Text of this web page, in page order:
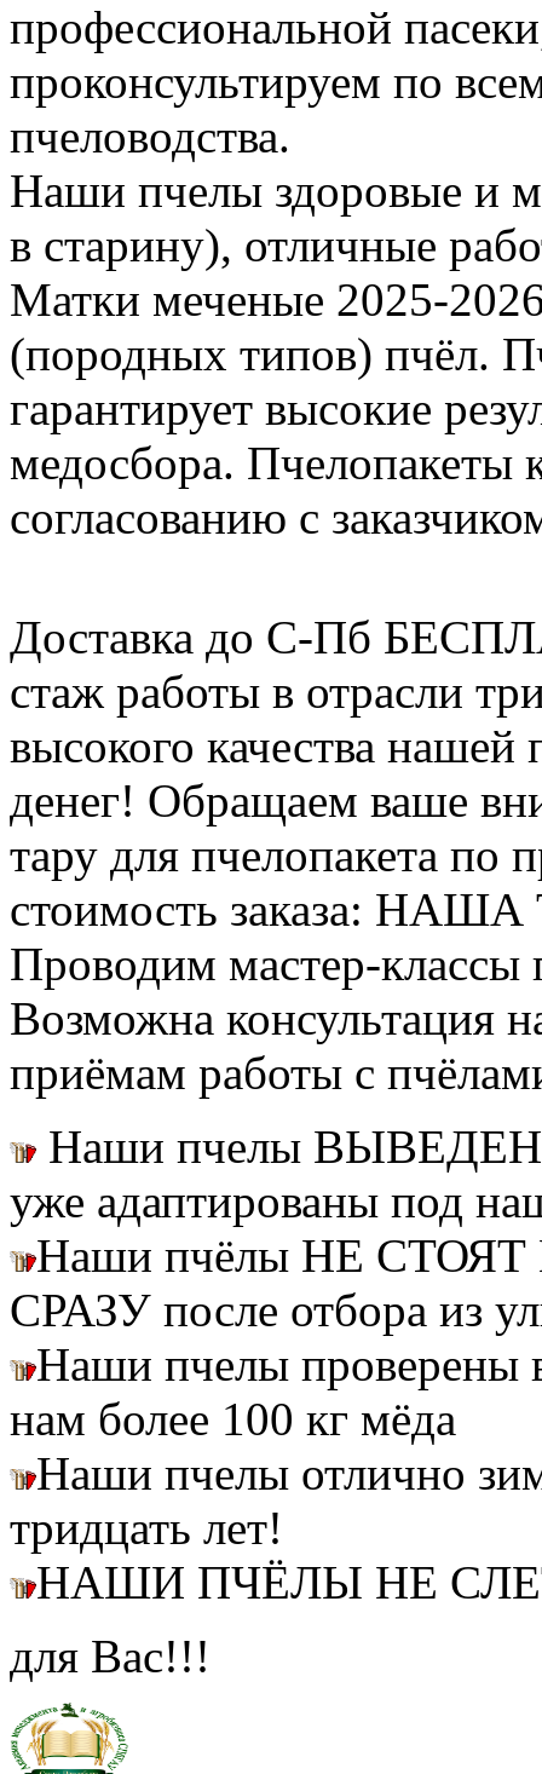
профессиональной
проконсультируем по
пчеловодства.
Наши пчелы здоровые и
в старину), отличные
Матки меченые 2025-
(породных типов) пчёл.
гарантирует высокие
медосбора. Пчелопакеты
согласованию с
Доставка до С-Пб
стаж работы в отрасли
высокого качества
денег! Обращаем ваше
тару для пчелопакета по
стоимость заказа:
Проводим мастер-классы
Возможна консультация
приёмам работы с
Наши пчелы
уже адаптированы под
Наши пчёлы НЕ СТОЯТ
СРАЗУ после отбора из
Наши пчелы
нам более 100 кг мёда
Наши пчелы отлично
тридцать лет!
НАШИ ПЧЁЛЫ НЕ
для Вас!!!